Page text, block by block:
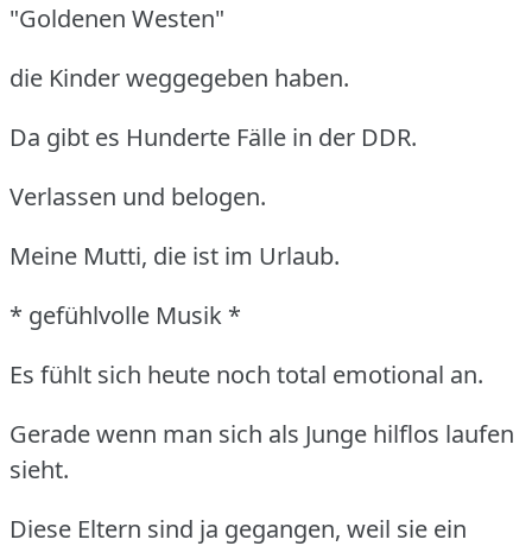
"Goldenen Westen"
die Kinder weggegeben haben.
Da gibt es Hunderte Fälle in der DDR.
Verlassen und belogen.
Meine Mutti, die ist im Urlaub.
* gefühlvolle Musik *
Es fühlt sich heute noch total emotional an.
Gerade wenn man sich als Junge hilflos laufen
sieht.
Diese Eltern sind ja gegangen, weil sie ein